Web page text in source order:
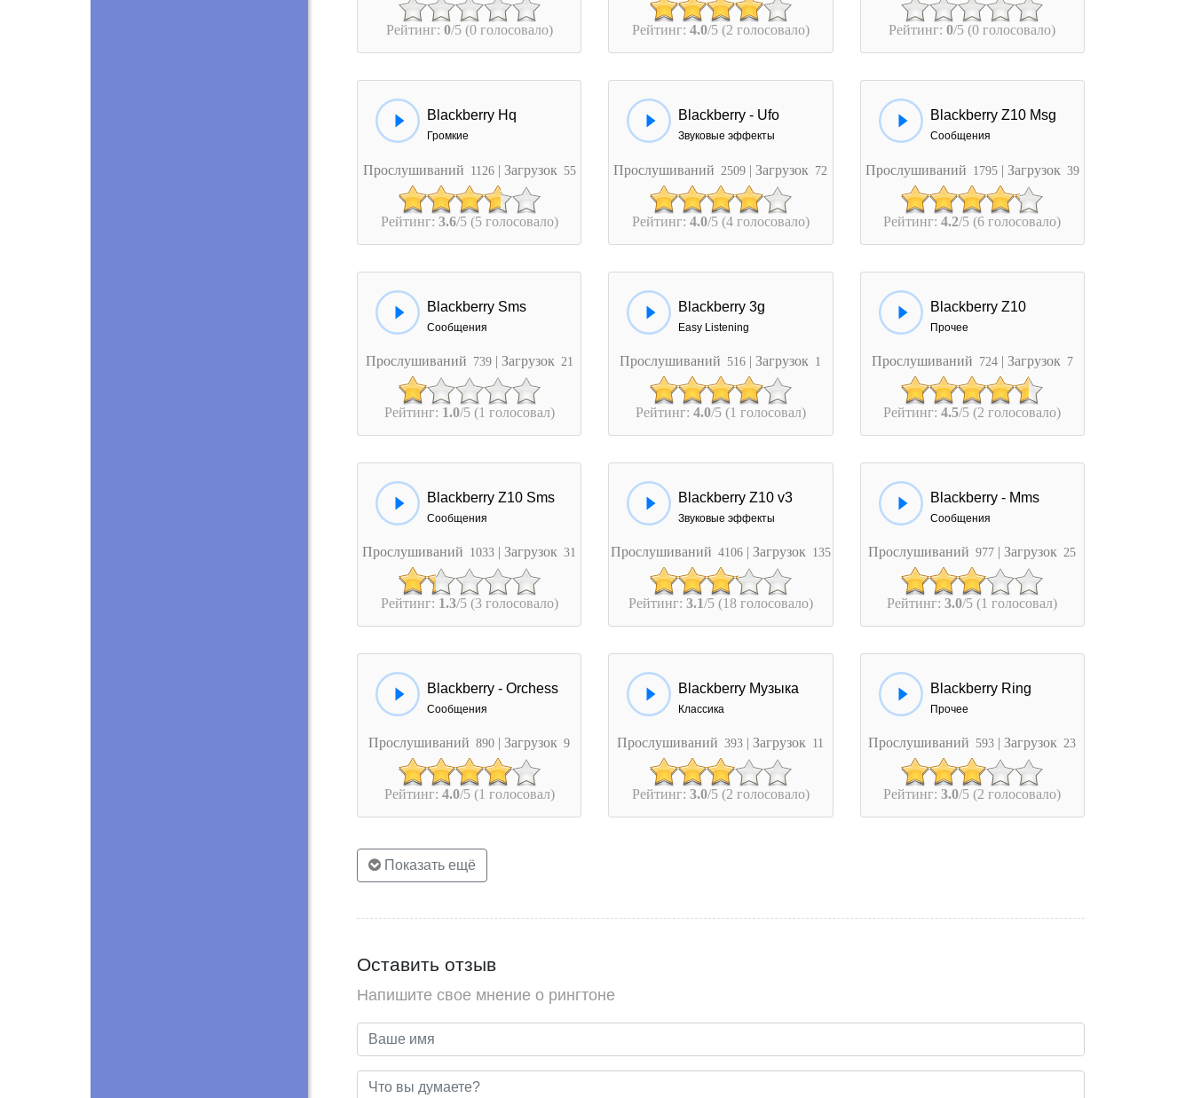
Рейтинг: 0/5 (0 голосовало) Рейтинг: 4.0/5 (2 голосовало) Рейтинг:0/5 (0 голосовало)
Blackberry Hq
Громкие
Прослушиваний 1126 | Загрузок 55
Рейтинг: 3.6/5 (5 голосовало)
Blackberry - Ufo
Звуковые эффекты
Прослушиваний 2509 | Загрузок 72
Рейтинг: 4.0/5 (4 голосовало)
Blackberry Z10 Msg
Сообщения
Прослушиваний 1795 | Загрузок 39
Рейтинг:4.2/5 (6 голосовало)
Blackberry Sms
Сообщения
Прослушиваний 739 | Загрузок 21
Рейтинг: 1.0/5 (1 голосовал)
Blackberry 3g
Easy Listening
Прослушиваний 516 | Загрузок 1
Рейтинг: 4.0/5 (1 голосовал)
Blackberry Z10
Прочее
Прослушиваний 724 | Загрузок 7
Рейтинг:4.5/5 (2 голосовало)
Blackberry Z10 Sms
Сообщения
Прослушиваний 1033 | Загрузок 31
Рейтинг: 1.3/5 (3 голосовало)
Blackberry Z10 v3
Звуковые эффекты
Прослушиваний 4106 | Загрузок 135
Рейтинг: 3.1/5 (18 голосовало)
Blackberry - Mms
Сообщения
Прослушиваний 977 | Загрузок 25
Рейтинг:3.0/5 (1 голосовал)
Blackberry - Orchess
Сообщения
Прослушиваний 890 | Загрузок 9
Рейтинг: 4.0/5 (1 голосовал)
Blackberry Музыка
Классика
Прослушиваний 393 | Загрузок 11
Рейтинг: 3.0/5 (2 голосовало)
Blackberry Ring
Прочее
Прослушиваний 593 | Загрузок 23
Рейтинг:3.0/5 (2 голосовало)
Показать ещё
Оставить отзыв
Напишите свое мнение о рингтоне